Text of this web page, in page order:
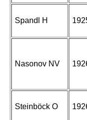
Spandl H
Nasonov NV
Steinböck O